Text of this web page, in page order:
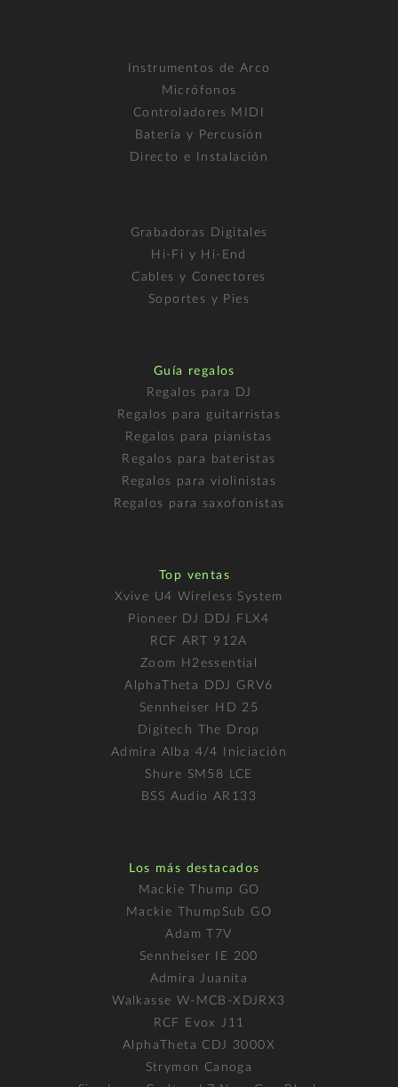
Instrumentos de Arco
Micrófonos
Controladores MIDI
Batería y Percusión
Directo e Instalación
Grabadoras Digitales
Hi-Fi y Hi-End
Cables y Conectores
Soportes y Pies
Guía regalos
Regalos para DJ
Regalos para guitarristas
Regalos para pianistas
Regalos para bateristas
Regalos para violinistas
Regalos para saxofonistas
Top ventas
Xvive U4 Wireless System
Pioneer DJ DDJ FLX4
RCF ART 912A
Zoom H2essential
AlphaTheta DDJ GRV6
Sennheiser HD 25
Digitech The Drop
Admira Alba 4/4 Iniciación
Shure SM58 LCE
BSS Audio AR133
Los más destacados
Mackie Thump GO
Mackie ThumpSub GO
Adam T7V
Sennheiser IE 200
Admira Juanita
Walkasse W-MCB-XDJRX3
RCF Evox J11
AlphaTheta CDJ 3000X
Strymon Canoga